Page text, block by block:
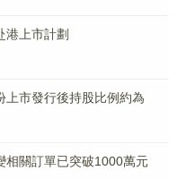
港上市計劃
上市發行後持股比例約為
相關訂單已突破1000萬元